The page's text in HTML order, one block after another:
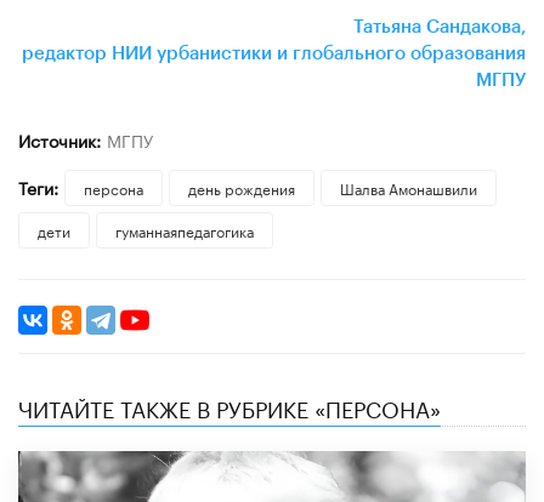
Татьяна Сандакова,
редактор НИИ урбанистики и глобального образования
МГПУ
Источник: МГПУ
Теги:
персона день рождения
Шалва Амонашвили
дети
гуманнаяпедагогика
ЧИТАЙТЕ ТАКЖЕ В РУБРИКЕ «ПЕРСОНА»